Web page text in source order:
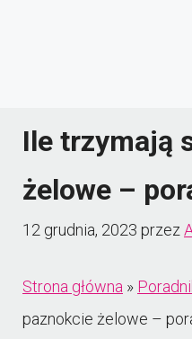
Ile trzymają
żelowe –
12 grudnia, 2023 przez
Strona główna »
paznokcie żelowe –